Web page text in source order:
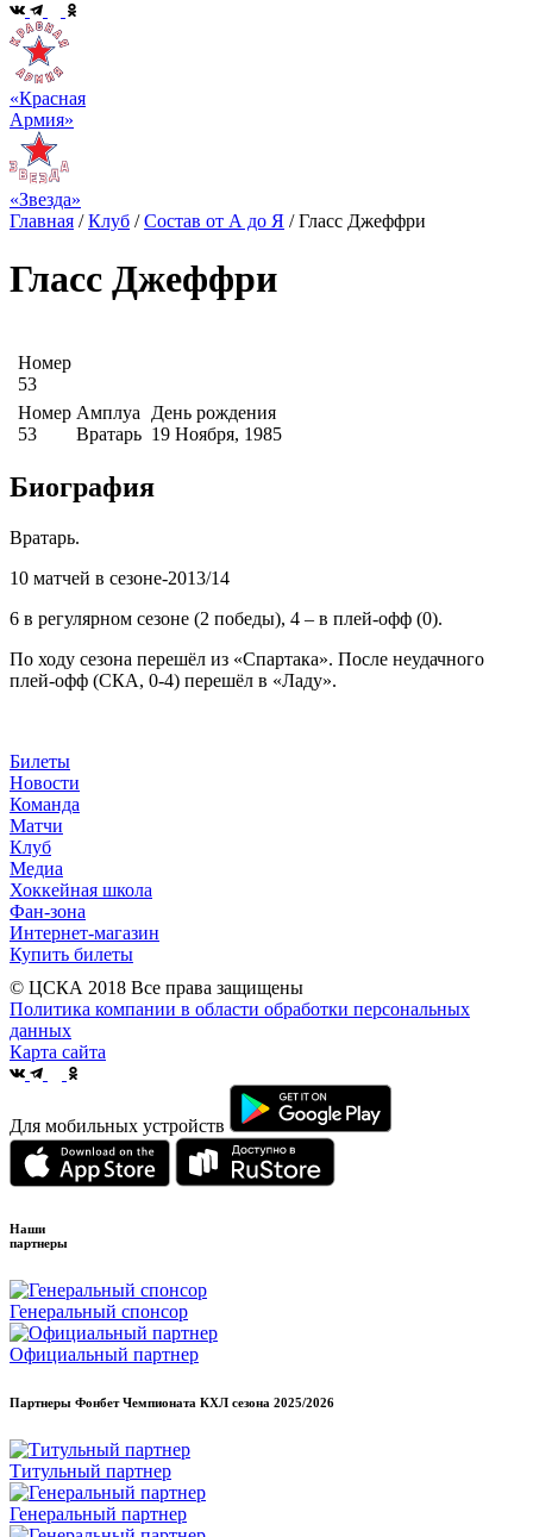
«Красная
Армия»
«Звезда»
Главная /Клуб /Состав от А до Я /Гласс Джеффри
Гласс Джеффри
Номер
53
Номер
53
Амплуа
Вратарь
День рождения
19 Ноября, 1985
Биография
Вратарь.
10 матчей в сезоне-2013/14
6 в регулярном сезоне (2 победы), 4 – в плей-офф (0).
По ходу сезона перешёл из «Спартака». После неудачного
плей-офф (СКА, 0-4) перешёл в «Ладу».
Билеты
Новости
Команда
Матчи
Клуб
Медиа
Хоккейная школа
Фан-зона
Интернет-магазин
Купить билеты
© ЦСКА 2018 Все права защищены
Политика компании в области обработки персональных
данных
Карта сайта
Для мобильных устройств
Наши
партнеры
Генеральный спонсор
Официальный партнер
Партнеры Фонбет Чемпионата КХЛ сезона 2025/2026
Титульный партнер
Генеральный партнер